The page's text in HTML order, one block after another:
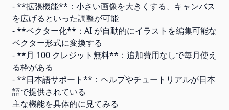
- **拡張機能**：小さい画像を大きくする、キャンバス
を広げるといった調整が可能
- **ベクター化**：AI が自動的にイラストを編集可能な
ベクター形式に変換する
- **月 100 クレジット無料**：追加費用なしで毎月使え
る枠がある
- **日本語サポート**：ヘルプやチュートリアルが日本
語で提供されている
主な機能を具体的に見てみる